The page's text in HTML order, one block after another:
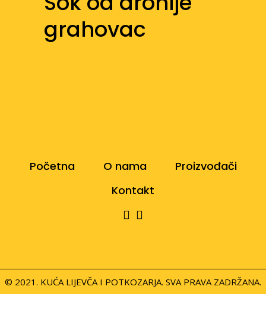
grahovac
Početna O nama
Proizvođači
Kontakt
© 2021. KUĆA LIJEVČA I POTKOZARJA. SVA PRAVA ZADRŽANA.